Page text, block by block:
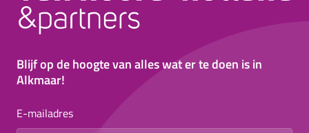
Blijf op de hoogte van alles wat er te doen is in
Alkmaar!
E-mailadres